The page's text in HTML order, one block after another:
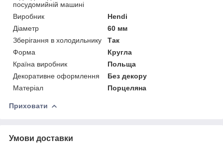
посудомийній машині
Виробник
Hendi
Діаметр
60 мм
Зберігання в холодильнику
Так
Форма
Кругла
Країна виробник
Польща
Декоративне оформлення
Без декору
Матеріал
Порцеляна
Приховати
Умови доставки